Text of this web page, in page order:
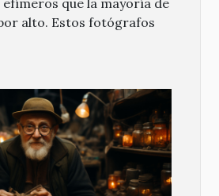
alto. Estos fotógrafos